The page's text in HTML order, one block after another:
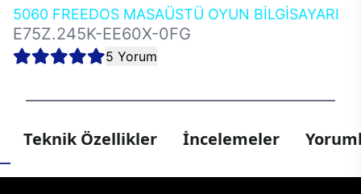
5060 FREEDOS MASAÜSTÜ OYUN BİLGİSAYARI
E75Z.245K-EE60X-0FG
5 Yorum
Teknik Özellikler İncelemeler